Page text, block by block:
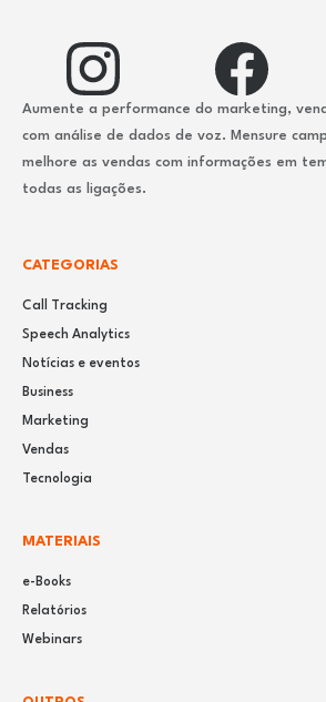
Aumente a performance do marketing,
com análise de dados de voz. Mensure
melhore as vendas com informações em
todas as ligações.
CATEGORIAS
Call Tracking
Speech Analytics
Notícias e eventos
Business
Marketing
Vendas
Tecnologia
MATERIAIS
e-Books
Relatórios
Webinars